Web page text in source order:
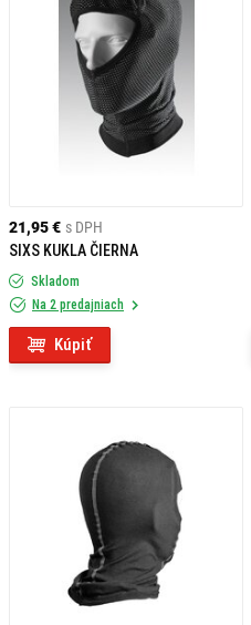
21,95 € s DPH
SIXS KUKLA ČIERNA
Skladom
Na 2 predajniach
Kúpiť